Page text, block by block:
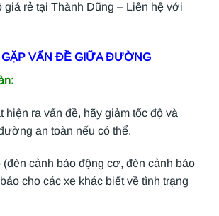
giá rẻ tại Thành Dũng – Liên hệ với
GẶP VẤN ĐỀ GIỮA ĐƯỜNG
hiện ra vấn đề, hãy giảm tốc độ và
an toàn nếu có thể.
(đèn cảnh báo động cơ, đèn cảnh báo
cho các xe khác biết về tình trạng